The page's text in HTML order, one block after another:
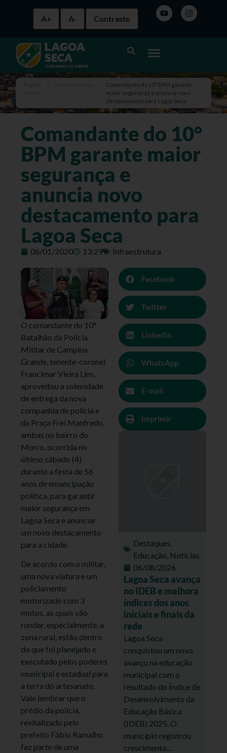
A+ A- Contraste
Comandante do 10° BPM garante
maior segurança e anuncia novo
destacamento para Lagoa Seca
Comandante do 10°
BPM garante maior
segurança e
anuncia novo
destacamento para
Lagoa Seca
06/01/2020 13:29 Infraestrutura
O comandante do 10°
Batalhão da Polícia
Militar de Campina
Grande, tenente-coronel
Francimar Vieira Lins,
aproveitou a solenidade
de entrega da nova
companhia de polícia e
da Praça Frei Manfredo,
ambas no bairro do
Morro, ocorrida no
último sábado (4)
durante a festa de 56
anos de emancipação
política, para garantir
maior segurança em
Lagoa Seca e anunciar
um novo destacamento
para a cidade.
De acordo com o militar,
uma nova viatura e um
policiamento
motorizado com 3
motos, as quais vão
rondar, especialmente, a
zona rural, estão dentro
do que foi planejado e
executado pelos poderes
municipal e estadual para
a terra do artesanato.
Vale lembrar que o
prédio da polícia,
revitalizado pelo
prefeito Fábio Ramalho,
faz parte de uma
Facebook
Twitter
LinkedIn
WhatsApp
E-mail
Imprimir
Destaques,
Educação, Notícias
06/08/2026
Lagoa Seca avança
no IDEB e melhora
índices dos anos
iniciais e finais da
rede
Lagoa Seca
conquistou um novo
avanço na educação
municipal com o
resultado do Índice de
Desenvolvimento da
Educação Básica
(IDEB) 2025. O
município registrou
crescimento...